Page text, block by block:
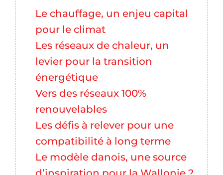
Le chauffage, un enjeu capital
pour le climat
Les réseaux de chaleur, un
levier pour la transition
énergétique
Vers des réseaux 100%
renouvelables
Les défis à relever pour une
compatibilité à long terme
Le modèle danois, une source